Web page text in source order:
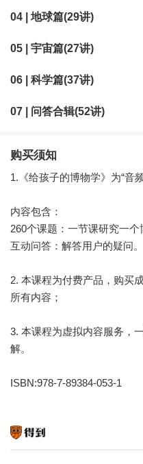
从分类学、生理学、生态学、
的植物和菌类。
04 | 地球篇(29讲)
从大气、陆地、海洋、气候、
地球。
05 | 宇宙篇(27讲)
从行星、卫星、小天体、探测
命里程。
06 | 科学篇(37讲)
从机械、计算机学、数学、生
学技术的发展和演变。
07 | 问答合辑(52讲)
购买须知
1.《给孩子的博物学》为“音
内容包含：
260个课题：一节课研究一个
互动问答：解答用户的疑问。
2. 本课程为付费产品，购买
所有内容；
3. 本课程为虚拟内容服务，
解。
ISBN:978-7-89384-053-1